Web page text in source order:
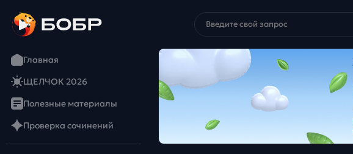
Главная
ЩЕЛЧОК 2026
Полезные материалы
Проверка сочинений